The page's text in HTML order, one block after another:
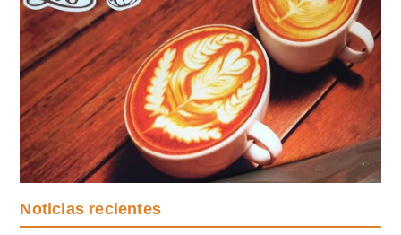
Noticias recientes